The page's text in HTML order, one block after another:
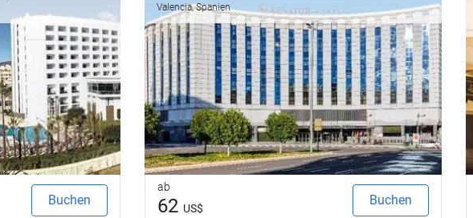
Buchen
Valencia, Spanien
ab
62 US$
Buchen